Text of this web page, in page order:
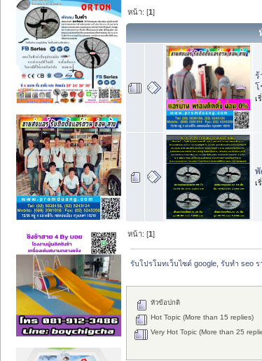
หน้า: [1]
โ
เ
พั
เ
หน้า: [1]
รับโปรโมทเว็บไซต์ google, รับทำ seo ร
หัวข้อปกติ
Hot Topic (More than 15 replies)
Very Hot Topic (More than 25